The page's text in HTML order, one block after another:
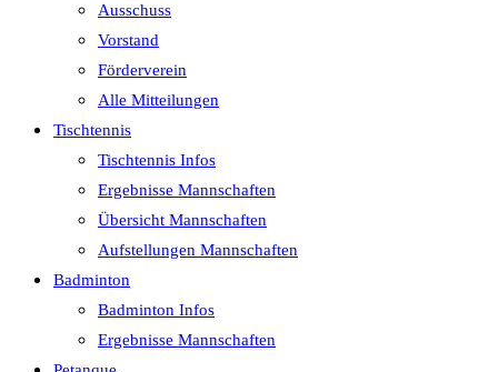
Ausschuss
Vorstand
Förderverein
Alle Mitteilungen
Tischtennis
Tischtennis Infos
Ergebnisse Mannschaften
Übersicht Mannschaften
Aufstellungen Mannschaften
Badminton
Badminton Infos
Ergebnisse Mannschaften